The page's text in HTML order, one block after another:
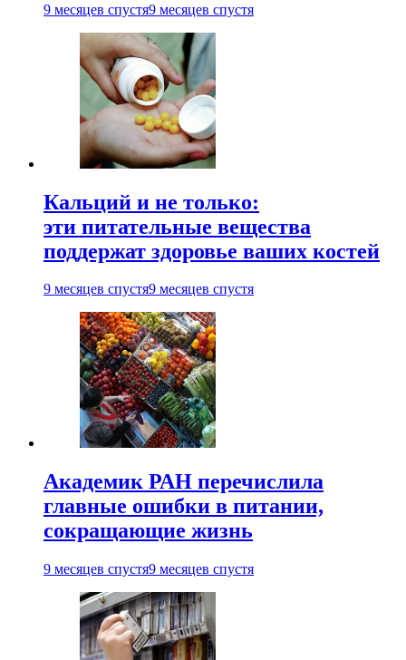
9 месяцев спустя9 месяцев спустя
Кальций и не только:
эти питательные вещества
поддержат здоровье ваших костей
9 месяцев спустя9 месяцев спустя
Академик РАН перечислила
главные ошибки в питании,
сокращающие жизнь
9 месяцев спустя9 месяцев спустя